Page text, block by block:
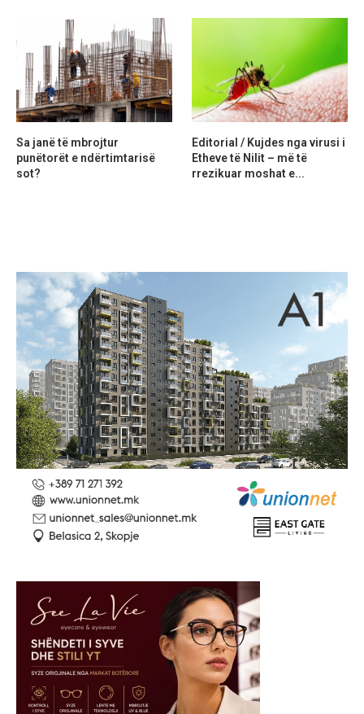
Sa janë të mbrojtur
punëtorët e ndërtimtarisë
sot?
Editorial / Kujdes nga virusi i
Etheve të Nilit – më të
rrezikuar moshat e...